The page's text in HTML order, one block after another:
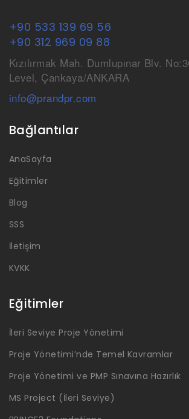
+90 533 139 69 56
+90 312 969 09 88
Kızılırmak Mah. Dumlupınar Blv.
Level, Çankaya/ANKARA
info@prandpr.com
Bağlantılar
AnaSayfa
Eğitimler
Blog
SSS
İletişim
KVKK
Eğitimler
İleri Seviye Proje Yönetimi
Proje Yönetimi’nde Temel Kavramlar
Proje Yönetimi ve PMP Sınavına Hazırlık
MS Project (İleri Seviye)